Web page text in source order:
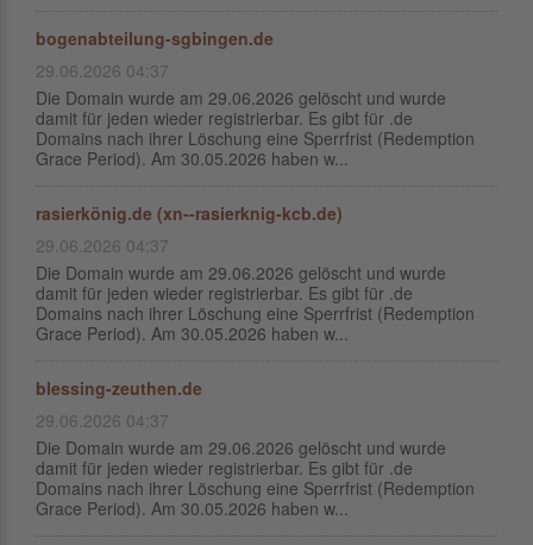
bogenabteilung-sgbingen.de
29.06.2026 04:37
Die Domain wurde am 29.06.2026 gelöscht und wurde
damit für jeden wieder registrierbar. Es gibt für .de
Domains nach ihrer Löschung eine Sperrfrist (Redemption
Grace Period). Am 30.05.2026 haben w...
rasierkönig.de (xn--rasierknig-kcb.de)
29.06.2026 04:37
Die Domain wurde am 29.06.2026 gelöscht und wurde
damit für jeden wieder registrierbar. Es gibt für .de
Domains nach ihrer Löschung eine Sperrfrist (Redemption
Grace Period). Am 30.05.2026 haben w...
blessing-zeuthen.de
29.06.2026 04:37
Die Domain wurde am 29.06.2026 gelöscht und wurde
damit für jeden wieder registrierbar. Es gibt für .de
Domains nach ihrer Löschung eine Sperrfrist (Redemption
Grace Period). Am 30.05.2026 haben w...